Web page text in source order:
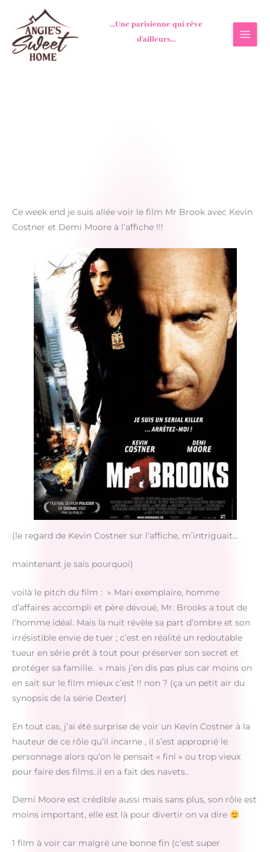
contenu
...Une parisienne qui rêve
d'ailleurs...
Ce week end je suis allée voir le film Mr Brook avec Kevin
Costner et Demi Moore à l’affiche !!!
(le regard de Kevin Costner sur l’affiche, m’intriguait…
maintenant je sais pourquoi)
voilà le pitch du film : » Mari exemplaire, homme
d’affaires accompli et père dévoué, Mr. Brooks a tout de
l’homme idéal. Mais la nuit révèle sa part d’ombre et son
irrésistible envie de tuer ; c’est en réalité un redoutable
tueur en série prêt à tout pour préserver son secret et
protéger sa famille. » mais j’en dis pas plus car moins on
en sait sur le film mieux c’est !! non ? (ça un petit air du
synopsis de la série Dexter)
En tout cas, j’ai été surprise de voir un Kevin Costner à la
hauteur de ce rôle qu’il incarne , il s’est approprié le
personnage alors qu’on le pensait « fini » ou trop vieux
pour faire des films..il en a fait des navets..
Demi Moore est crédible aussi mais sans plus, son rôle est
moins important, elle est là pour divertir on va dire
1 film à voir car malgré une bonne fin (c’est super